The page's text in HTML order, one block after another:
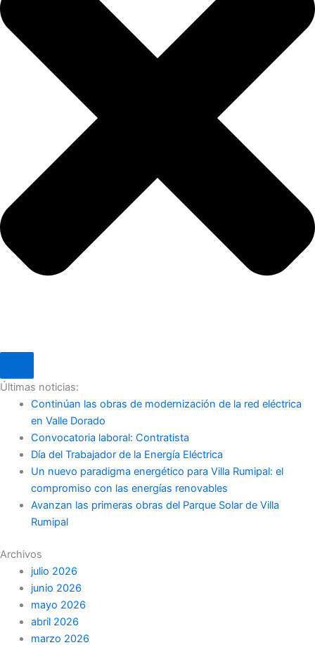
Últimas noticias:
Continúan las obras de modernización de la red eléctrica
en Valle Dorado
Convocatoria laboral: Contratista
Día del Trabajador de la Energía Eléctrica
Un nuevo paradigma energético para Villa Rumipal: el
compromiso con las energías renovables
Avanzan las primeras obras del Parque Solar de Villa
Rumipal
Archivos
julio 2026
junio 2026
mayo 2026
abril 2026
marzo 2026